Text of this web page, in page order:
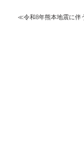
≪令和8年熊本地震に伴